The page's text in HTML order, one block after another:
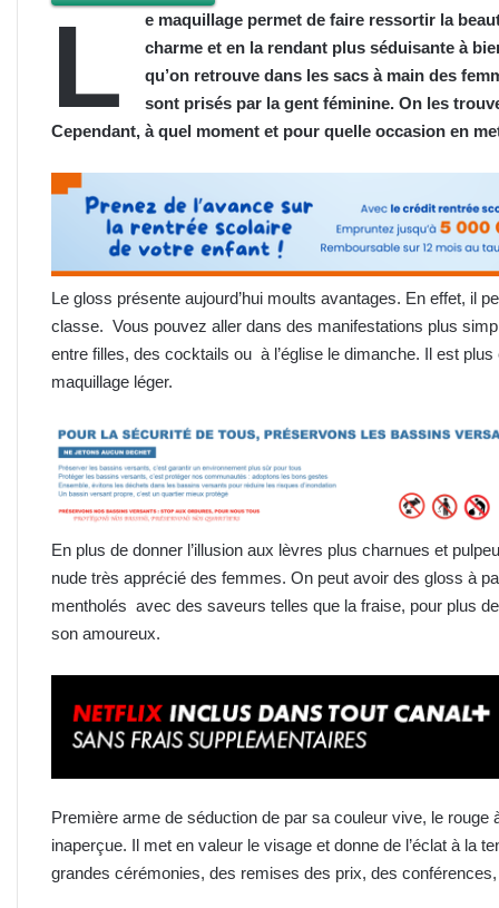
L
e maquillage permet de faire ressortir la
charme et en la rendant plus séduisante à
qu’on retrouve dans les sacs à main des
sont prisés par la gent féminine. On les
Cependant, à quel moment et pour quelle occasion en
Le gloss présente aujourd’hui moults avantages. En effet, il
classe. Vous pouvez aller dans des manifestations plus
entre filles, des cocktails ou à l’église le dimanche. Il est
maquillage léger.
En plus de donner l’illusion aux lèvres plus charnues et
nude très apprécié des femmes. On peut avoir des gloss à
mentholés avec des saveurs telles que la fraise, pour plus
son amoureux.
Première arme de séduction de par sa couleur vive, le
inaperçue. Il met en valeur le visage et donne de l’éclat à la
grandes cérémonies, des remises des prix, des